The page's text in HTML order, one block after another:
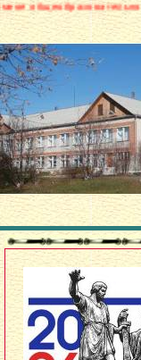
учреждение